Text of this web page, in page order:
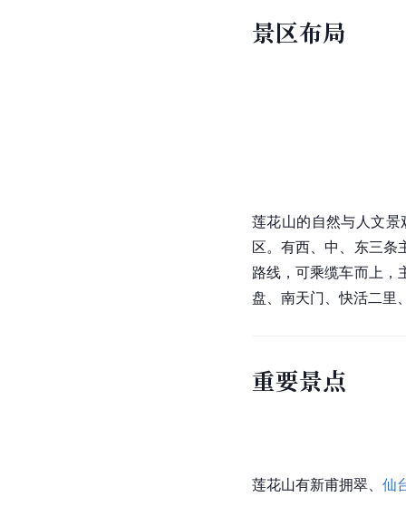
景区布局
莲花山的自然与人文
区。有西、中、东三条
路线，可乘缆车而上，
盘、南天门、快活二里
重要景点
莲花山有新甫拥翠、 仙